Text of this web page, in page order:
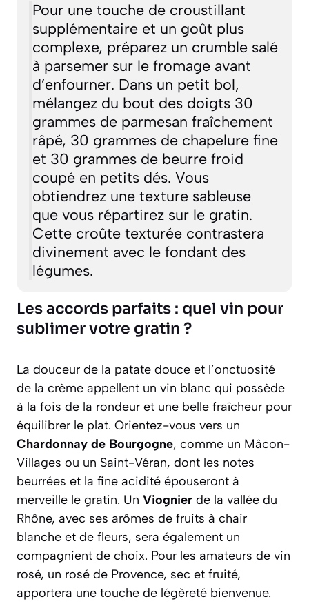
Pour une touche de croustillant
supplémentaire et un goût plus
complexe, préparez un crumble salé
à parsemer sur le fromage avant
d’enfourner. Dans un petit bol,
mélangez du bout des doigts 30
grammes de parmesan fraîchement
râpé, 30 grammes de chapelure fine
et 30 grammes de beurre froid
coupé en petits dés. Vous
obtiendrez une texture sableuse
que vous répartirez sur le gratin.
Cette croûte texturée contrastera
divinement avec le fondant des
légumes.
Les accords parfaits : quel vin pour
sublimer votre gratin ?
La douceur de la patate douce et l’onctuosité
de la crème appellent un vin blanc qui possède
à la fois de la rondeur et une belle fraîcheur pour
équilibrer le plat. Orientez-vous vers un
Chardonnay de Bourgogne, comme un Mâcon-
Villages ou un Saint-Véran, dont les notes
beurrées et la fine acidité épouseront à
merveille le gratin. Un Viognier de la vallée du
Rhône, avec ses arômes de fruits à chair
blanche et de fleurs, sera également un
compagnient de choix. Pour les amateurs de vin
rosé, un rosé de Provence, sec et fruité,
apportera une touche de légèreté bienvenue.